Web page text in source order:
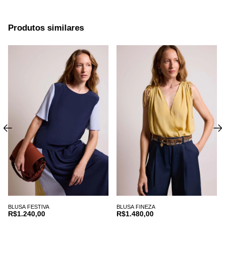
Produtos similares
BLUSA FESTIVA
R$1.240,00
BLUSA FINEZA
R$1.480,00